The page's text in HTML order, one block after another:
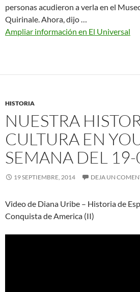
personas acudieron a verla en el
Quirinale. Ahora, dijo …
Ampliar información en El Universal
HISTORIA
NUESTRA
CULTURA EN
SEMANA DEL
19 SEPTIEMBRE, 2014 DEJA UN
Video de Diana Uribe – Historia de
Conquista de America (II)